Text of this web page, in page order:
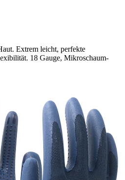
Extrem leicht, perfekte
18 Gauge, Mikroschaum-